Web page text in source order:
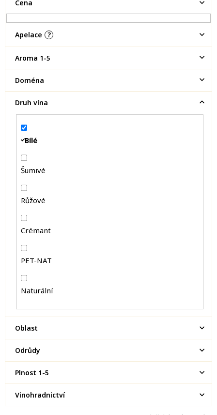
Cena
Apelace ?
Aroma 1-5
Doména
Druh vína
Bílé
Šumivé
Růžové
Crémant
PET-NAT
Naturální
Oblast
Odrůdy
Plnost 1-5
Vinohradnictví